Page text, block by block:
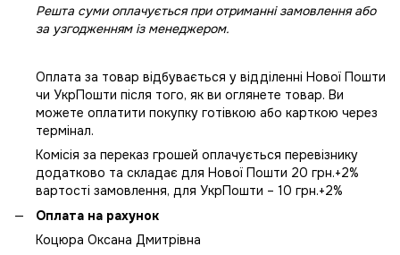
Решта суми оплачується при отриманні замовлення або
за узгодженням із менеджером.
Оплата за товар відбувається у відділенні Нової Пошти
чи УкрПошти після того, як ви оглянете товар. Ви
можете оплатити покупку готівкою або карткою через
термінал.
Комісія за переказ грошей оплачується перевізнику
додатково та складає для Нової Пошти 20 грн.+2%
вартості замовлення, для УкрПошти – 10 грн.+2%
Оплата на рахунок
Коцюра Оксана Дмитрівна